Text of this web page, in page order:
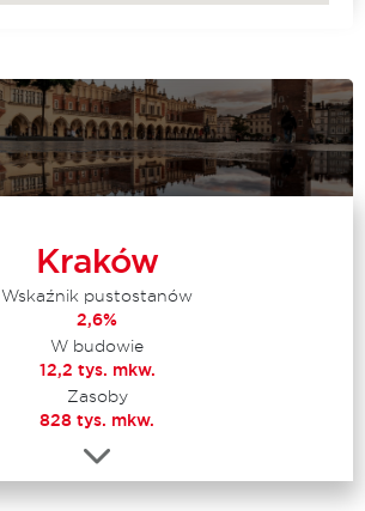
Kraków
Wskaźnik pustostanów
2,6%
W budowie
12,2 tys. mkw.
Zasoby
828 tys. mkw.